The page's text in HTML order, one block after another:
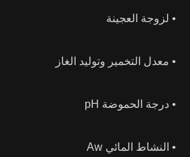
• لزوجة العجينة
• معدل التخمير وتوليد الغاز
• درجة الحموضة pH
• النشاط المائي Aw